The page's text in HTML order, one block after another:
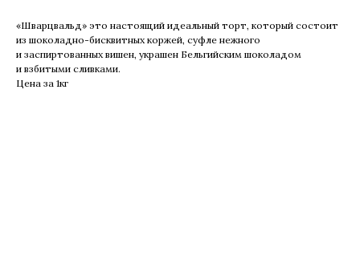
«Шварцвальд» это настоящий идеальный торт, который состоит
из шоколадно-бисквитных коржей, суфле нежного
и заспиртованных вишен, украшен Бельгийским шоколадом
и взбитыми сливками.
Цена за 1кг